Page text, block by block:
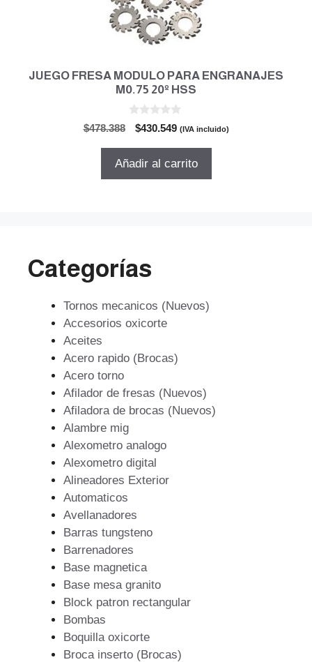
JUEGO FRESA MODULO PARA ENGRANAJES
M0.75 20º HSS
$478.388
El
original
$430.549El
actual
(IVA incluido)
Añadir al carrito
Categorías
Tornos mecanicos (Nuevos)
Accesorios oxicorte
Aceites
Acero rapido (Brocas)
Acero torno
Afilador de fresas (Nuevos)
Afiladora de brocas (Nuevos)
Alambre mig
Alexometro analogo
Alexometro digital
Alineadores Exterior
Automaticos
Avellanadores
Barras tungsteno
Barrenadores
Base magnetica
Base mesa granito
Block patron rectangular
Bombas
Boquilla oxicorte
Broca inserto (Brocas)